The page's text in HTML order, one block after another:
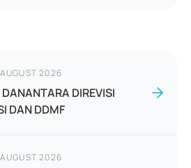
2026
DIREVISI
DAN DDMF
2026